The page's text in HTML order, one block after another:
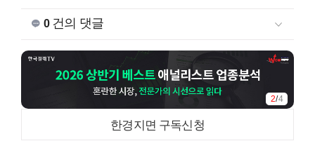
0건의 댓글
2/4
한경지면 구독신청